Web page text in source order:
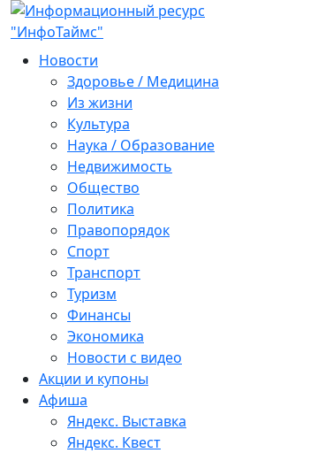
Новости
Здоровье / Медицина
Из жизни
Культура
Наука / Образование
Недвижимость
Общество
Политика
Правопорядок
Спорт
Транспорт
Туризм
Финансы
Экономика
Новости с видео
Акции и купоны
Афиша
Яндекс. Выставка
Яндекс. Квест